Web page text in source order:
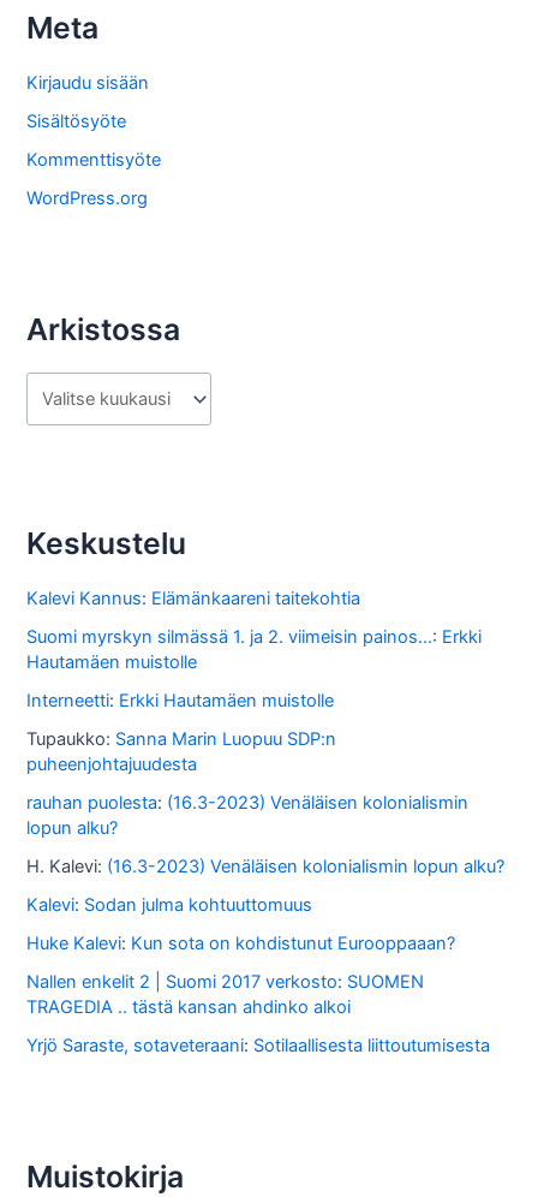
s
o
s
t
a
Meta
Kirjaudu sisään
Sisältösyöte
Kommenttisyöte
WordPress.org
Arkistossa
r
s
o
s
s
a
Keskustelu
Kalevi Kannus: Elämänkaareni taitekohtia
Suomi myrskyn silmässä 1. ja 2. viimeisin painos...: Erkki
Hautamäen muistolle
Interneetti: Erkki Hautamäen muistolle
Tupaukko: Sanna Marin Luopuu SDP:n
puheenjohtajuudesta
rauhan puolesta: (16.3-2023) Venäläisen kolonialismin
lopun alku?
H. Kalevi: (16.3-2023) Venäläisen kolonialismin lopun alku?
Kalevi: Sodan julma kohtuuttomuus
Huke Kalevi: Kun sota on kohdistunut Eurooppaaan?
Nallen enkelit 2 | Suomi 2017 verkosto: SUOMEN
TRAGEDIA .. tästä kansan ahdinko alkoi
Yrjö Saraste, sotaveteraani: Sotilaallisesta liittoutumisesta
Muistokirja